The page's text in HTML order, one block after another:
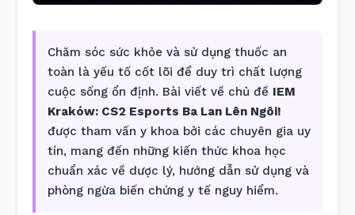
Chăm sóc sức khỏe và sử dụng thuốc an
toàn là yếu tố cốt lõi để duy trì chất lượng
cuộc sống ổn định. Bài viết về chủ đề IEM
Kraków: CS2 Esports Ba Lan Lên Ngôi!
được tham vấn y khoa bởi các chuyên gia uy
tín, mang đến những kiến thức khoa học
chuẩn xác về dược lý, hướng dẫn sử dụng và
phòng ngừa biến chứng y tế nguy hiểm.